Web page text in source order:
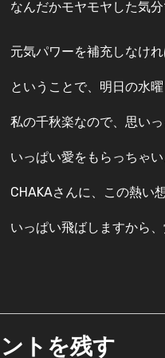
なんだかモヤモヤした気分
元気パワーを補充しなけれ
ということで、明日の水
私の千秋楽なので、思い
いっぱい愛をもらっちゃ
CHAKAさんに、この熱い
いっぱい飛ばしますから
トを残す